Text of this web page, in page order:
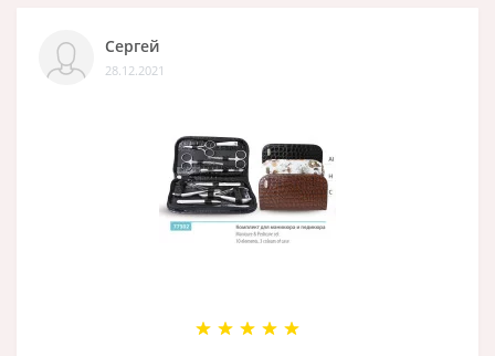
Сергей
28.12.2021